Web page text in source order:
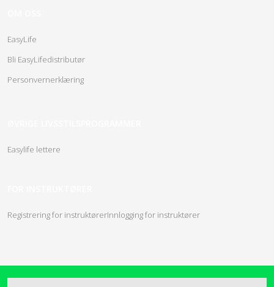
EasyLife
Bli EasyLifedistributør
Personvernerklæring
Easylife lettere
Registrering for instruktørerInnlogging for instruktører